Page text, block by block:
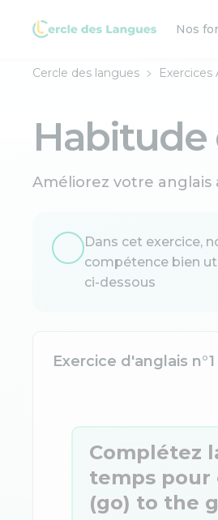
Nos
Cercle des langues Exercices
Habitude
Améliorez votre anglais
Dans cet exercice,
compétence bien
ci-dessous
Exercice d'anglais
Complétez
temps pour
(go) to the